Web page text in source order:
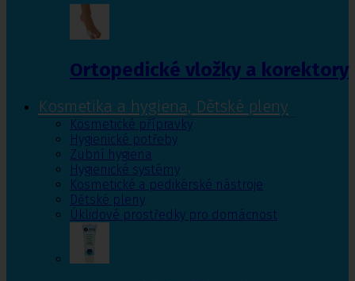
Ortopedické vložky a korektory
Kosmetika a hygiena, Dětské pleny
Kosmetické přípravky
Hygienické potřeby
Zubní hygiena
Hygienické systémy
Kosmetické a pedikérské nástroje
Dětské pleny
Úklidové prostředky pro domácnost